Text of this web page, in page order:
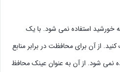
خورشید استفاده نمی شود. با یک
از آن برای محافظت در برابر منابع
نمی شود. از آن به عنوان عینک محافظ